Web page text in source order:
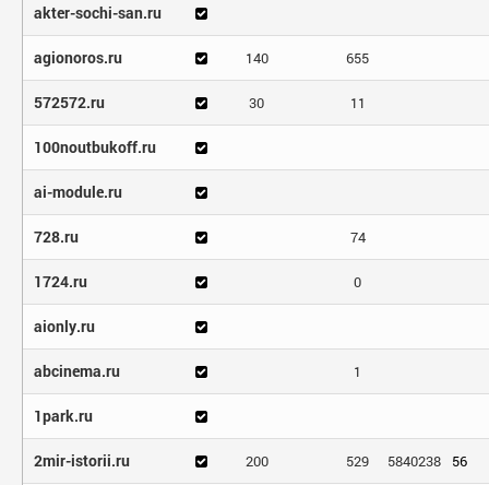
akter-sochi-san.ru
agionoros.ru 140 655
572572.ru 30 11
100noutbukoff.ru
ai-module.ru
728.ru 74
1724.ru 0
aionly.ru
abcinema.ru 1
1park.ru
2mir-istorii.ru 200 529 5840238 56